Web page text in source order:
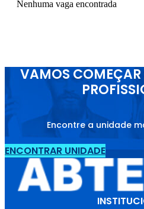
Nenhuma vaga encontrada
VAMOS COMEÇAR
Encontre a unidade
ENCONTRAR UNIDADE